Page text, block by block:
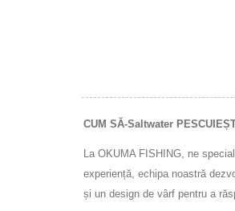
CUM SĂ-Saltwater
La OKUMA FISHING, ne
experiență, echipa noastră
și un design de vârf pentru a